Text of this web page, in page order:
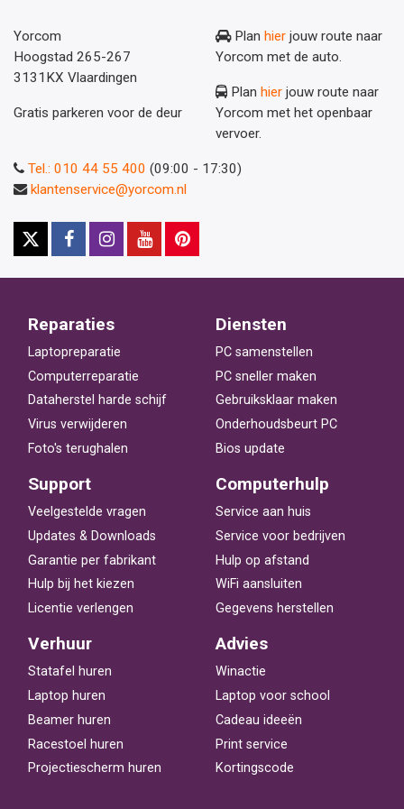
Yorcom
Hoogstad 265-267
3131KX Vlaardingen
Gratis parkeren voor de deur
Plan hier jouw route naar
Yorcom met de auto.
Plan hier jouw route naar
Yorcom met het openbaar
vervoer.
Tel.: 010 44 55 400 (09:00 - 17:30)
klantenservice@yorcom.nl
Reparaties
Laptopreparatie
Computerreparatie
Dataherstel harde schijf
Virus verwijderen
Foto's terughalen
Diensten
PC samenstellen
PC sneller maken
Gebruiksklaar maken
Onderhoudsbeurt PC
Bios update
Support
Veelgestelde vragen
Updates & Downloads
Garantie per fabrikant
Hulp bij het kiezen
Licentie verlengen
Computerhulp
Service aan huis
Service voor bedrijven
Hulp op afstand
WiFi aansluiten
Gegevens herstellen
Verhuur
Statafel huren
Laptop huren
Beamer huren
Racestoel huren
Projectiescherm huren
Advies
Winactie
Laptop voor school
Cadeau ideeën
Print service
Kortingscode